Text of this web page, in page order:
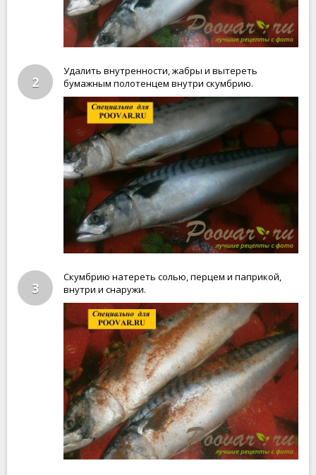
2
Удалить внутренности, жабры и вытереть
бумажным полотенцем внутри скумбрию.
3
Скумбрию натереть солью, перцем и паприкой,
внутри и снаружи.